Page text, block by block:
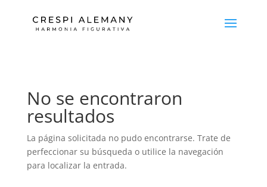
No se encontraron
resultados
La página solicitada no pudo encontrarse. Trate de
perfeccionar su búsqueda o utilice la navegación
para localizar la entrada.